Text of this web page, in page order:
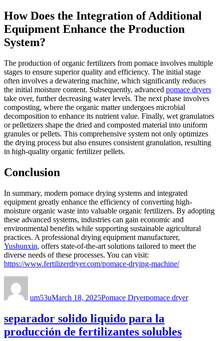
How Does the Integration of Additional
Equipment Enhance the Production
System?
The production of organic fertilizers from pomace involves multiple
stages to ensure superior quality and efficiency. The initial stage
often involves a dewatering machine, which significantly reduces
the initial moisture content. Subsequently, advanced pomace dryers
take over, further decreasing water levels. The next phase involves
composting, where the organic matter undergoes microbial
decomposition to enhance its nutrient value. Finally, wet granulators
or pelletizers shape the dried and composted material into uniform
granules or pellets. This comprehensive system not only optimizes
the drying process but also ensures consistent granulation, resulting
in high-quality organic fertilizer pellets.
Conclusion
In summary, modern pomace drying systems and integrated
equipment greatly enhance the efficiency of converting high-
moisture organic waste into valuable organic fertilizers. By adopting
these advanced systems, industries can gain economic and
environmental benefits while supporting sustainable agricultural
practices. A professional drying equipment manufacturer,
Yushunxin, offers state-of-the-art solutions tailored to meet the
diverse needs of these processes. You can visit:
https://www.fertilizerdryer.com/pomace-drying-machine/
um53uMarch 18, 2025Pomace Dryerpomace dryer
separador solido liquido para la
producción de fertilizantes solubles